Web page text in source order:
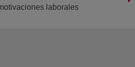
laborales